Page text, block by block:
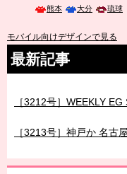
熊本
大分 琉球
モバイル向けデザインで見る
最新記事